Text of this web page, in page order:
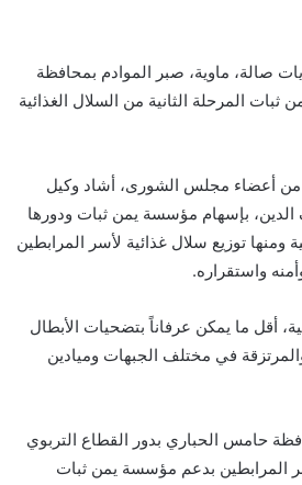
صالة، ماوية، صبر الموادم بمحافظة
المرحلة الثانية من السلال الغذائية
من أعضاء مجلس الشورى، أشاد وكيل
بإسهام مؤسسة يمن ثبات ودورها
ومنها توزيع سلال غذائية لأسر المرابطين
واستقراره.
أقل ما يمكن عرفاناً بتضحيات الأبطال
في مختلف الجبهات وميادين
حامس الحباري بدور القطاع التربوي
المرابطين بدعم مؤسسة يمن ثبات